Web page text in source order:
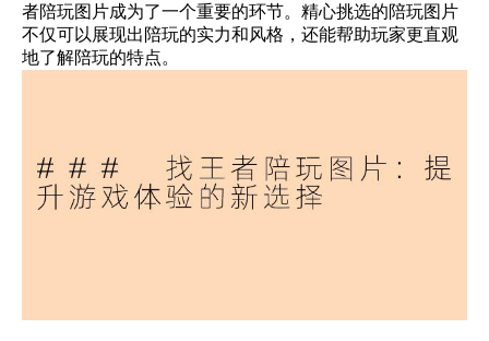
者陪玩图片成为了一个重要的环节。精心挑选的陪玩图片
不仅可以展现出陪玩的实力和风格，还能帮助玩家更直观
地了解陪玩的特点。